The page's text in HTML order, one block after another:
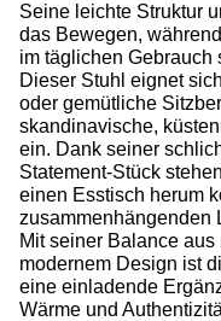
Seine leichte Struktur
das Bewegen,
im täglichen Gebrauch
Dieser Stuhl eignet
oder gemütliche
skandinavische,
ein. Dank seiner
Statement-Stück
einen Esstisch herum
zusammenhängenden
Mit seiner Balance
modernem Design ist
eine einladende
Wärme und